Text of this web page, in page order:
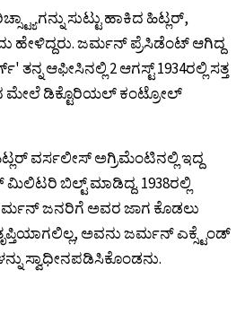
ಸುಟ್ಟು ಹಾಕಿದ ಹಿಟ್ಲರ್,
ಹೇಳಿದ್ದರು. ಜರ್ಮನ್ ಪ್ರೆಸಿಡೆಂಟ್ ಆಗಿದ್ದ
ಆಫೀಸಿನಲ್ಲಿ 2 ಆಗಸ್ಟ್ 1934ರಲ್ಲಿ ಸತ್ತ
ಮೇಲೆ ಡಿಕ್ಟೊರಿಯಲ್ ಕಂಟ್ರೋಲ್
ವರ್ಸಲೀಸ್ ಅಗ್ರಿಮೆಂಟಿನಲ್ಲಿ ಇದ್ದ
ಬಿಲ್ಟ್ ಮಾಡಿದ್ದ. 1938ರಲ್ಲಿ
ಜನರಿಗೆ ಅವರ ಜಾಗ ಕೊಡಲು
ಅವನು ಜರ್ಮನ್ ಎಕ್ಸ್ಟೆಂಡ್
ಸ್ವಾಧೀನಪಡಿಸಿಕೊಂಡನು.